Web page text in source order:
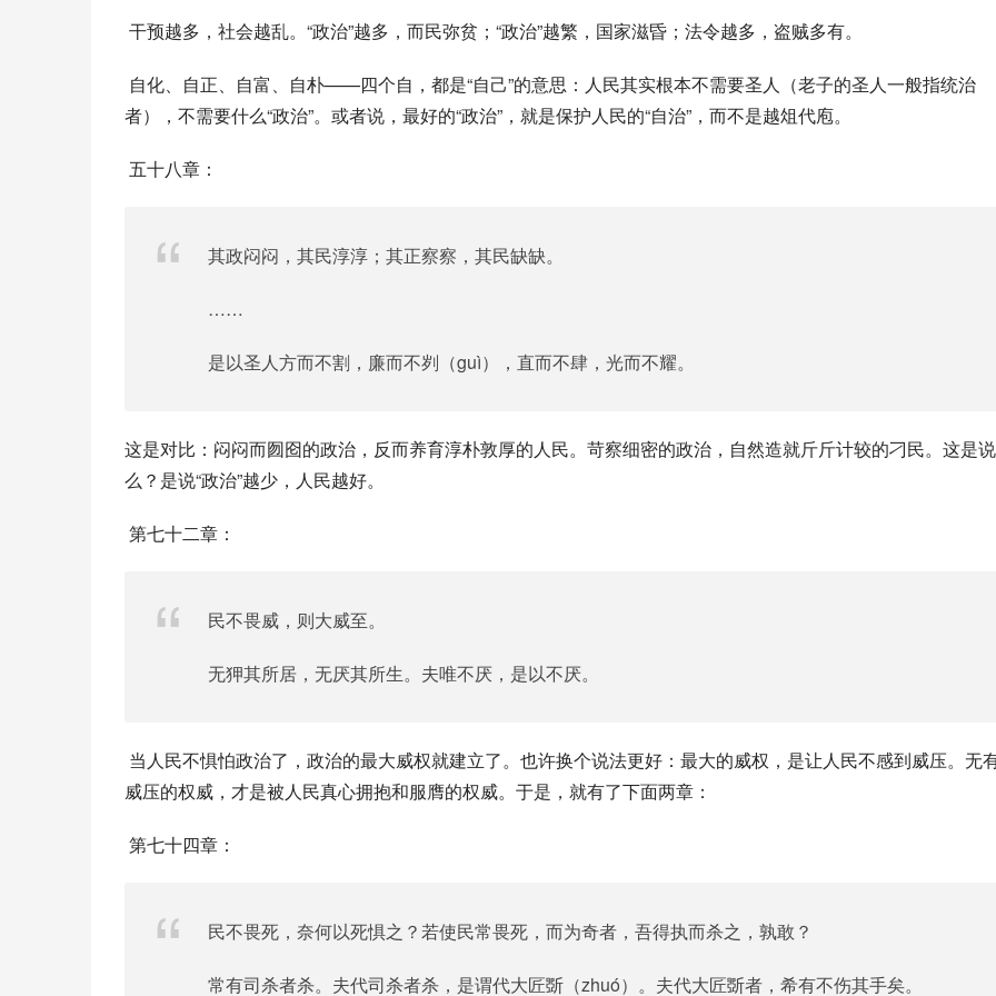
干预越多，社会越乱。“政治”越多，而民弥贫；“政治”越繁，国家滋昏；法令越多，盗贼多有。
者），不需要什么“政治”。或者说，最好的“政治”，就是保护人民的“自治”，而不是越俎代庖。
五十八章：
其政闷闷，其民淳淳；其正察察，其民缺缺。
……
是以圣人方而不割，廉而不刿（guì），直而不肆，光而不耀。
这是对比：闷闷而囫囵的政治，反而养育淳朴敦厚的人民。苛察细密的政治，自然造就斤斤计较的刁民。这是
么？是说“政治”越少，人民越好。
第七十二章：
民不畏威，则大威至。
无狎其所居，无厌其所生。夫唯不厌，是以不厌。
威压的权威，才是被人民真心拥抱和服膺的权威。于是，就有了下面两章：
第七十四章：
民不畏死，奈何以死惧之？若使民常畏死，而为奇者，吾得执而杀之，孰敢？
常有司杀者杀。夫代司杀者杀，是谓代大匠斲（zhuó）。夫代大匠斲者，希有不伤其手矣。